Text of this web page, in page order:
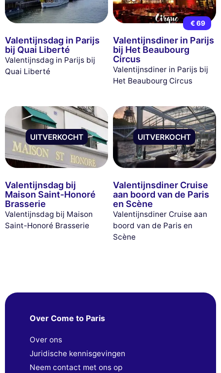
Valentijnsdag in Parijs
bij Quai Liberté
Valentijnsdag in Parijs bij
Quai Liberté
€ 69
Valentijnsdiner in Parijs
bij Het Beaubourg
Circus
Valentijnsdiner in Parijs bij
Het Beaubourg Circus
UITVERKOCHT
Valentijnsdag bij
Maison Saint-Honoré
Brasserie
Valentijnsdag bij Maison
Saint-Honoré Brasserie
UITVERKOCHT
Valentijnsdiner Cruise
aan boord van de Paris
en Scène
Valentijnsdiner Cruise aan
boord van de Paris en
Scène
Over Come to Paris
Over ons
Juridische kennisgevingen
Neem contact met ons op